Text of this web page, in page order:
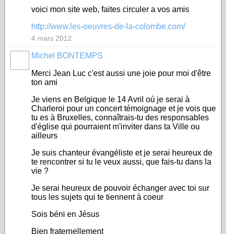
voici mon site web, faites circuler a vos amis
http://www.les-oeuvres-de-la-colombe.com/
4 mars 2012
Michel BONTEMPS
Merci Jean Luc c'est aussi une joie pour moi d'être
ton ami
Je viens en Belgique le 14 Avril où je serai à
Charleroi pour un concert témoignage et je vois que
tu es à Bruxelles, connaîtrais-tu des responsables
d'église qui pourraient m'inviter dans ta Ville ou
ailleurs
Je suis chanteur évangéliste et je serai heureux de
te rencontrer si tu le veux aussi, que fais-tu dans la
vie ?
Je serai heureux de pouvoir échanger avec toi sur
tous les sujets qui te tiennent à coeur
Sois béni en Jésus
Bien fraternellement